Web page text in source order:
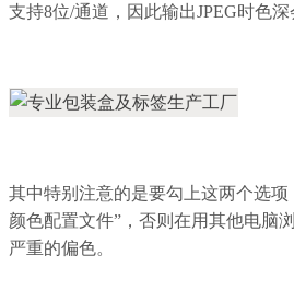
支持8位/通道，因此输出JPEG时色深
其中特别注意的是要勾上这两个选项
颜色配置文件”，否则在用其他电脑
严重的偏色。